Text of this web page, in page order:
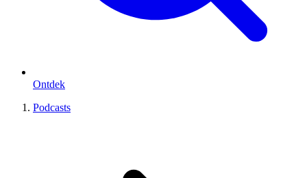
Ontdek
Podcasts